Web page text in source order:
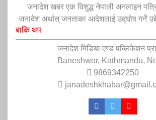
जनादेश खबर एक विशुद्ध नेपाली अनलाइन
जनादेश अर्थात् जनताका आदेशलाई उद्घोष गर्ने
बाकि थप
जनादेश मिडिया एण्ड पब्लिकेशन
Baneshwor, Kathmandu,
9869342250